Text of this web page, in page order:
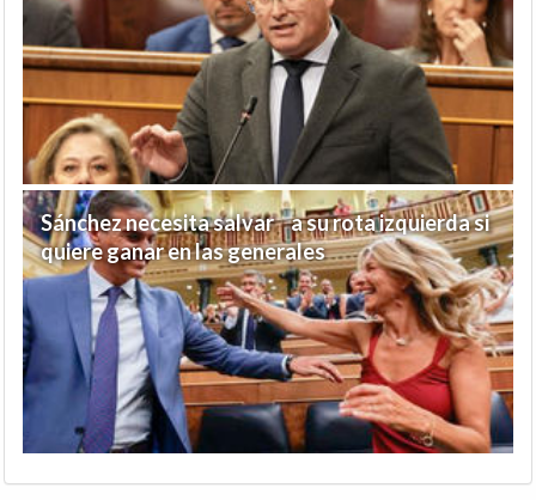
Sánchez necesita salvar a su rota izquierda si
quiere ganar en las generales